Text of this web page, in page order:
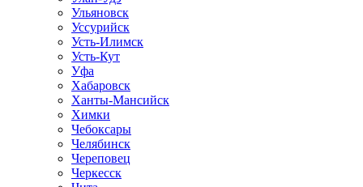
Ульяновск
Уссурийск
Усть-Илимск
Усть-Кут
Уфа
Хабаровск
Ханты-Мансийск
Химки
Чебоксары
Челябинск
Череповец
Черкесск